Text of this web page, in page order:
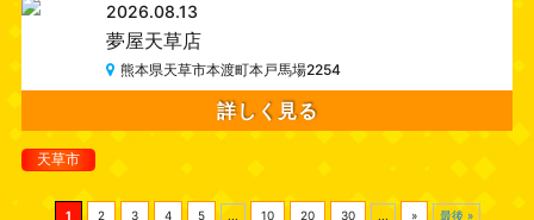
2026.08.13
夢屋天草店
熊本県天草市本渡町本戸馬場2254
詳しく見る
天草市
1 2 3 4 5 ... 10 20 30 ... » 最後 »